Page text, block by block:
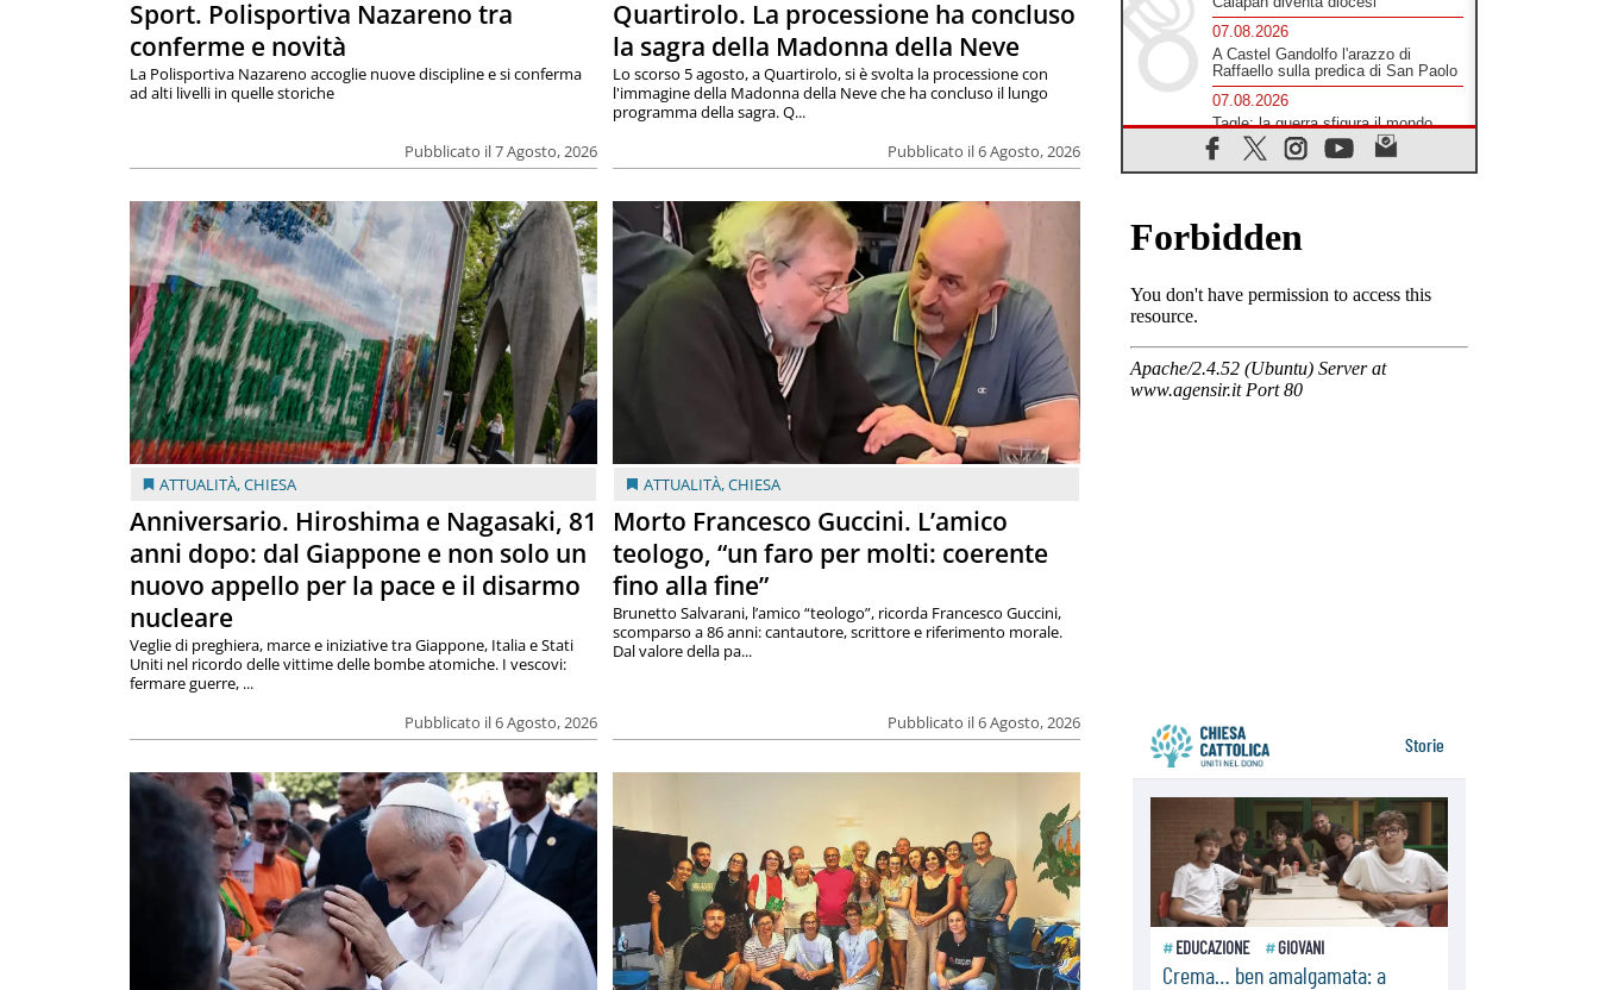
Sport. Polisportiva Nazareno tra
conferme e novità
Pubblicato il 7 Agosto, 2026
La Polisportiva Nazareno accoglie nuove discipline e si conferma
ad alti livelli in quelle storiche
Quartirolo. La processione ha concluso
la sagra della Madonna della Neve
Pubblicato il 6 Agosto, 2026
Lo scorso 5 agosto, a Quartirolo, si è svolta la processione con
l'immagine della Madonna della Neve che ha concluso il lungo
programma della sagra. Q...
ATTUALITÀ,CHIESA
Anniversario. Hiroshima e Nagasaki, 81
anni dopo: dal Giappone e non solo un
nuovo appello per la pace e il disarmo
nucleare
Pubblicato il 6 Agosto, 2026
Veglie di preghiera, marce e iniziative tra Giappone, Italia e Stati
Uniti nel ricordo delle vittime delle bombe atomiche. I vescovi:
fermare guerre, ...
ATTUALITÀ,CHIESA
Morto Francesco Guccini. L’amico
teologo, “un faro per molti: coerente
fino alla fine”
Pubblicato il 6 Agosto, 2026
Brunetto Salvarani, l’amico “teologo”, ricorda Francesco Guccini,
scomparso a 86 anni: cantautore, scrittore e riferimento morale.
Dal valore della pa...
07.08.2026
A Castel Gandolfo l'arazzo di
Raffaello sulla predica di San Paolo
07.08.2026
Tagle: la guerra sfigura il mondo,
solo la rivelazione di Dio lo
trasfigura
intensi tra Chiesa, popolo e
istituzioni
SIGNIS 2026, dare voce alle
07.08.2026
Honduras, gli sfollati invisibili di una
crisi dimenticata